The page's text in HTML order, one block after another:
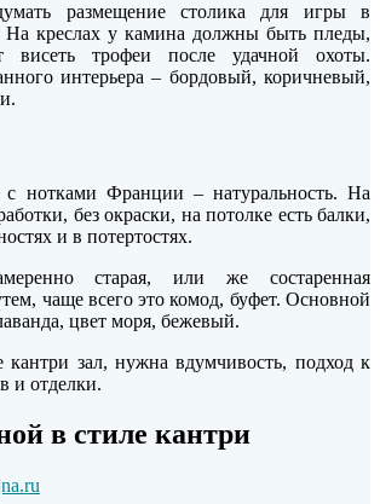
размещение столика для игры в
На креслах у камина должны быть пледы,
висеть трофеи после удачной охоты.
интерьера – бордовый, коричневый,
с нотками Франции – натуральность. На
без окраски, на потолке есть балки,
и в потертостях.
старая, или же состаренная
чаще всего это комод, буфет. Основной
цвет моря, бежевый.
зал, нужна вдумчивость, подход к
и отделки.
в стиле кантри